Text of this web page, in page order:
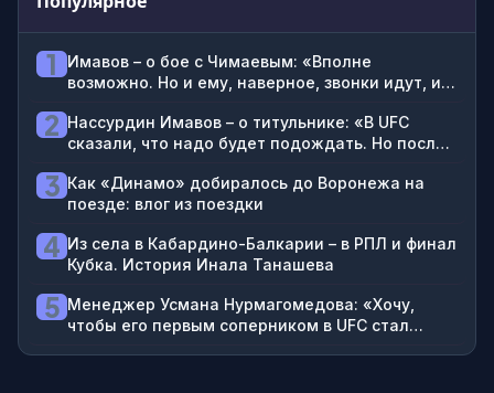
1
Имавов – о бое с Чимаевым: «Вполне
возможно. Но и ему, наверное, звонки идут, и
2 Нассурдин Имавов – о титульнике: «В UFC
сказали, что надо будет подождать. Но после
за пояс»
3 Как «Динамо» добиралось до Воронежа на
поезде: влог из поездки
4 Из села в Кабардино-Балкарии – в РПЛ и финал
Кубка. История Инала Танашева
5 Менеджер Усмана Нурмагомедова: «Хочу,
чтобы его первым соперником в UFC стал